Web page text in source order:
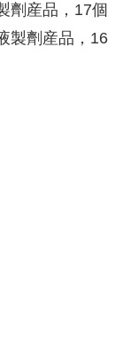
劑産品，17個
製劑産品，16